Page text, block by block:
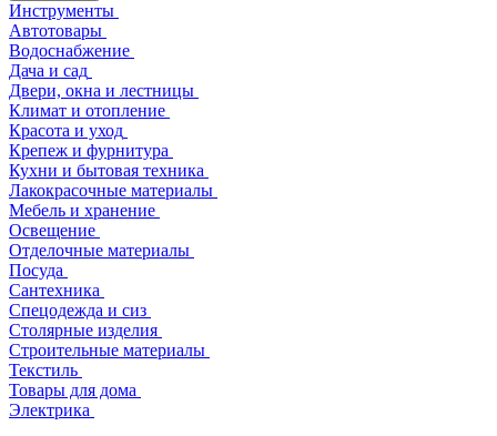
Инструменты
Автотовары
Водоснабжение
Дача и сад
Двери, окна и лестницы
Климат и отопление
Красота и уход
Крепеж и фурнитура
Кухни и бытовая техника
Лакокрасочные материалы
Мебель и хранение
Освещение
Отделочные материалы
Посуда
Сантехника
Спецодежда и сиз
Столярные изделия
Строительные материалы
Текстиль
Товары для дома
Электрика